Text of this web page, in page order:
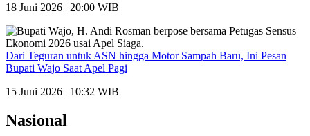
18 Juni 2026 | 20:00 WIB
Dari Teguran untuk ASN hingga Motor Sampah Baru, Ini Pesan
Bupati Wajo Saat Apel Pagi
15 Juni 2026 | 10:32 WIB
Nasional